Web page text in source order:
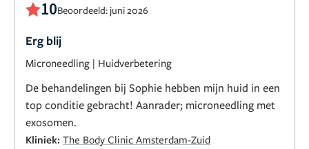
10Beoordeeld: juni 2026
Erg blij
Microneedling | Huidverbetering
De behandelingen bij Sophie hebben mijn huid in een
top conditie gebracht! Aanrader; microneedling met
exosomen.
Kliniek: The Body Clinic Amsterdam-Zuid